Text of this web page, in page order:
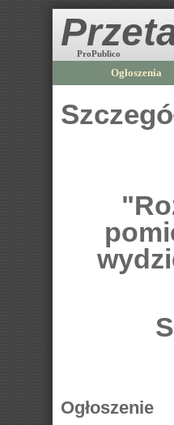
ProPublico
Ogłoszenia
Ogłoszenie